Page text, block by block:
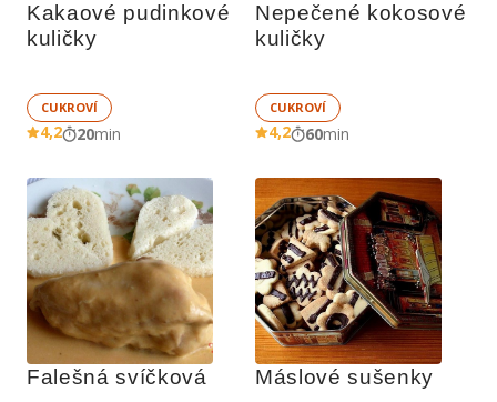
Kakaové pudinkové
kuličky
CUKROVÍ
4,2 20min
Nepečené kokosové
kuličky
CUKROVÍ
4,2 60min
Falešná svíčková Máslové sušenky